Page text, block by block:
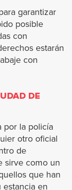
garantizar
posible
con
estarán
con
DE
por la policía
otro oficial
de
sirve como un
que han
estancia en